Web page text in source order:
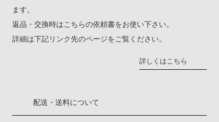
ます。
返品・交換時はこちらの依頼書をお使い下さい。
詳細は下記リンク先のページをご覧ください。
詳しくはこちら
配送・送料について